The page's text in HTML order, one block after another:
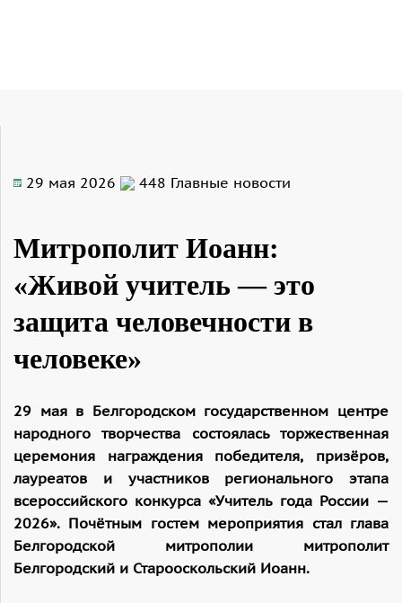
29 мая 2026 448 Главные новости
Митрополит Иоанн:
«Живой учитель — это
защита человечности в
человеке»
29 мая в Белгородском государственном центре
народного творчества состоялась торжественная
церемония награждения победителя, призёров,
лауреатов и участников регионального этапа
всероссийского конкурса «Учитель года России —
2026». Почётным гостем мероприятия стал глава
Белгородской митрополии митрополит
Белгородский и Старооскольский Иоанн.